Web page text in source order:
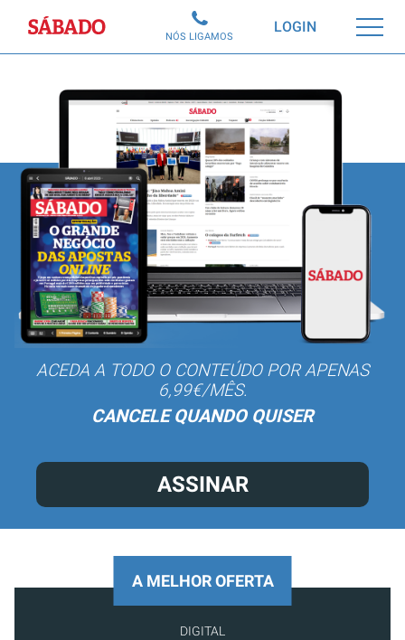
Sábado LOGIN
NÓS LIGAMOS
ACEDA A TODO O CONTEÚDO POR APENAS
6,99€/MÊS.
CANCELE QUANDO QUISER
ASSINAR
A MELHOR OFERTA
DIGITAL